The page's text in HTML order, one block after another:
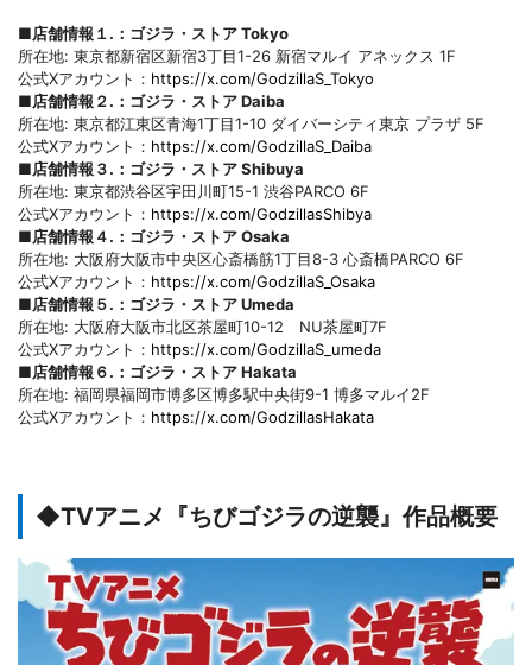
■店舗情報１.：ゴジラ・ストア Tokyo
所在地: 東京都新宿区新宿3丁目1-26 新宿マルイ アネックス 1F
公式Xアカウント： https://x.com/GodzillaS_Tokyo
■店舗情報２.：ゴジラ・ストア Daiba
所在地: 東京都江東区青海1丁目1-10 ダイバーシティ東京 プラザ 5F
公式Xアカウント： https://x.com/GodzillaS_Daiba
■店舗情報３.：ゴジラ・ストア Shibuya
所在地: 東京都渋谷区宇田川町15-1 渋谷PARCO 6F
公式Xアカウント： https://x.com/GodzillasShibya
■店舗情報４.：ゴジラ・ストア Osaka
所在地: 大阪府大阪市中央区心斎橋筋1丁目8-3 心斎橋PARCO 6F
公式Xアカウント： https://x.com/GodzillaS_Osaka
■店舗情報５.：ゴジラ・ストア Umeda
所在地: 大阪府大阪市北区茶屋町10-12 NU茶屋町7F
公式Xアカウント： https://x.com/GodzillaS_umeda
■店舗情報６.：ゴジラ・ストア Hakata
所在地: 福岡県福岡市博多区博多駅中央街9-1 博多マルイ2F
公式Xアカウント： https://x.com/GodzillasHakata
◆TVアニメ『ちびゴジラの逆襲』作品概要